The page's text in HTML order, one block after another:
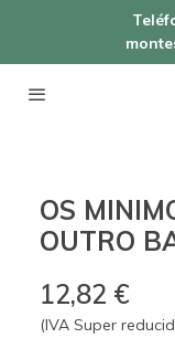
OS
OUTRO
12,82 €
(IVA Super